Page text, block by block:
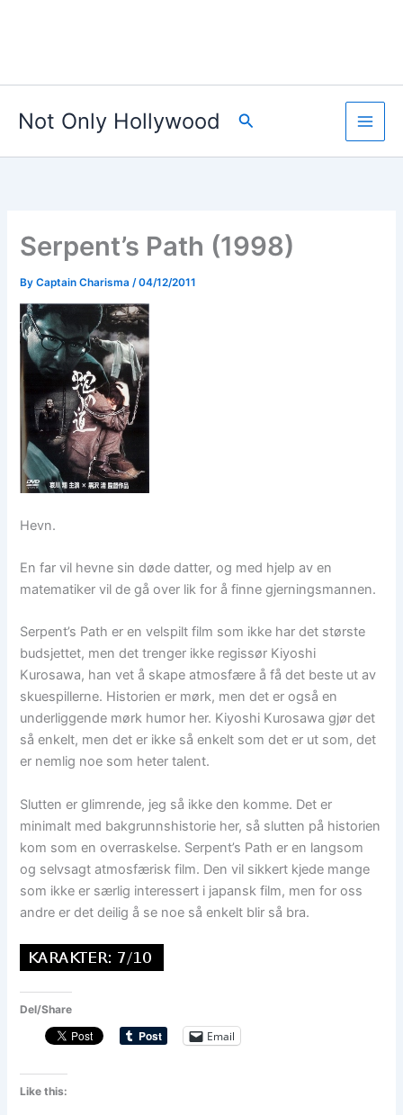
Not Only Hollywood Search
Serpent’s Path (1998)
ByCaptain Charisma /04/12/2011
Hevn.
En far vil hevne sin døde datter, og med hjelp av en
matematiker vil de gå over lik for å finne gjerningsmannen.
Serpent’s Path er en velspilt film som ikke har det største
budsjettet, men det trenger ikke regissør Kiyoshi
Kurosawa, han vet å skape atmosfære å få det beste ut av
skuespillerne. Historien er mørk, men det er også en
underliggende mørk humor her. Kiyoshi Kurosawa gjør det
så enkelt, men det er ikke så enkelt som det er ut som, det
er nemlig noe som heter talent.
Slutten er glimrende, jeg så ikke den komme. Det er
minimalt med bakgrunnshistorie her, så slutten på historien
kom som en overraskelse. Serpent’s Path er en langsom
og selvsagt atmosfærisk film. Den vil sikkert kjede mange
som ikke er særlig interessert i japansk film, men for oss
andre er det deilig å se noe så enkelt blir så bra.
Del/Share
Email
Like this: